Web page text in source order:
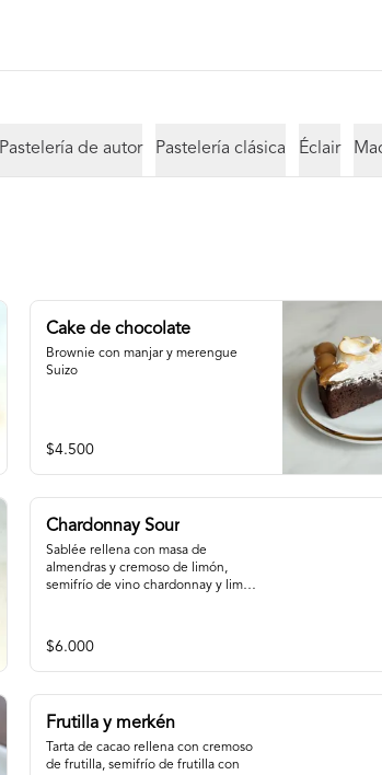
Pastelería de autor Pastelería clásica Éclair
Cake de chocolate
Brownie con manjar y merengue
Suizo
$4.500
Chardonnay Sour
Sablée rellena con masa de
almendras y cremoso de limón,
semifrío de vino chardonnay y limón,
$6.000
Frutilla y merkén
Tarta de cacao rellena con cremoso
de frutilla, semifrío de frutilla con